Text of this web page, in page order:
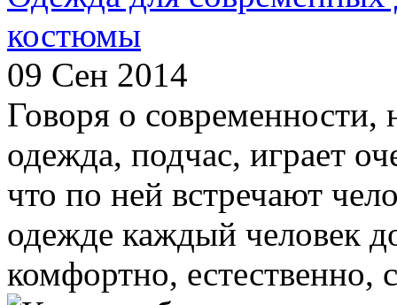
костюмы
09 Сен 2014
Говоря о современности,
одежда, подчас, играет
что по ней встречают
одежде каждый человек
комфортно, естественно,